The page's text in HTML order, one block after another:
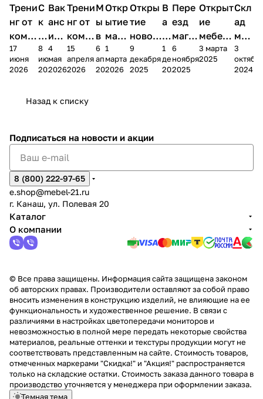
Трени
нг от
комп
ании
Мело
17
июня
2026
С
к
и
д
к
2
8
июня
2026
Вак
анс
ия в
Чеб
окс
4
мая
2026
Трени
нг от
комп
ании
Мело
15
апреля
2026
М
ы
в
М
А
6
апреля
2026
Откр
ытие
мага
зина
в
1
марта
2026
Откры
тие
новог
о
магаз
9
декабря
2025
В
а
к
а
н
1
декабря
2025
Пере
езд
магаз
ина в
г.
6
ноября
2025
Открыт
ие
мебель
ного
салона
3 марта
2025
Скл
ад
меб
ели
пер
3
2024
Назад к списку
Подписаться на новости и акции
8 (800) 222-97-65
e.shop@mebel-21.ru
г. Канаш, ул. Полевая 20
Каталог
О компании
© Все права защищены. Информация сайта защищена законом
об авторских правах. Производители оставляют за собой право
вносить изменения в конструкцию изделий, не влияющие на ее
функциональность и художественное решение. В связи с
различиями в настройках цветопередачи мониторов и
невозможностью в полной мере передать некоторые свойства
материалов, реальные оттенки и текстуры продукции могут не
соответствовать представленным на сайте. Стоимость товаров,
отмеченных маркерами "Скидка!" и "Акция!" распространяется
только на складские остатки. Стоимость заказа данного товара в
производство уточняется у менеджера при оформлении заказа.
Темная тема